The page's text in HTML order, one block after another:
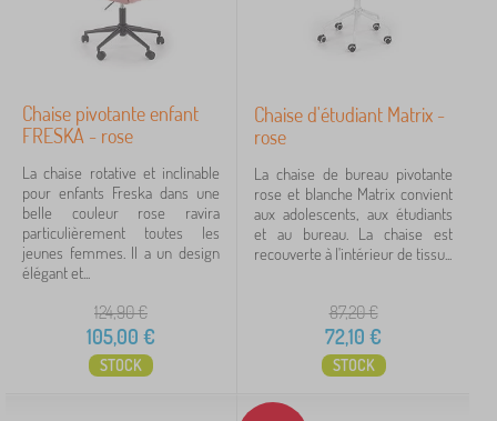
Hauteur canapé
44-57 cm
5
44-54 cm
3
43-55 cm
1
Prix
Chaise pivotante enfant
FRESKA - rose
La chaise rotative et inclinable
pour enfants Freska dans une
belle couleur rose ravira
particulièrement toutes les
jeunes femmes. Il a un design
élégant et...
124,90€
105,00 €
STOCK
Chaise d'étudiant Matrix -
rose
La chaise de bureau pivotante
rose et blanche Matrix convient
aux adolescents, aux étudiants
et au bureau. La chaise est
recouverte à l'intérieur de tissu...
87,20€
72,10 €
STOCK